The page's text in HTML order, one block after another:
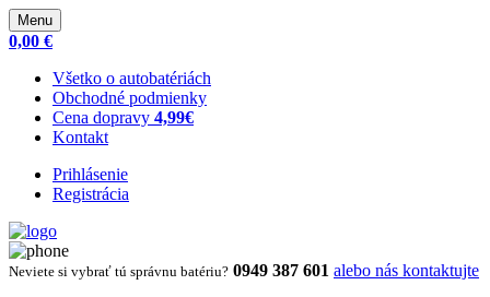
Menu
0,00 €
Všetko o autobatériách
Obchodné podmienky
Cena dopravy 4,99€
Kontakt
Prihlásenie
Registrácia
Neviete si vybrať tú správnu batériu? 0949 387 601 alebo nás kontaktujte